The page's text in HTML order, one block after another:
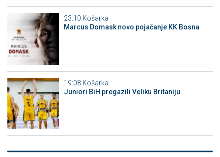
23:10 Košarka
Marcus Domask novo pojačanje KK Bosna
19:08 Košarka
Juniori BiH pregazili Veliku Britaniju